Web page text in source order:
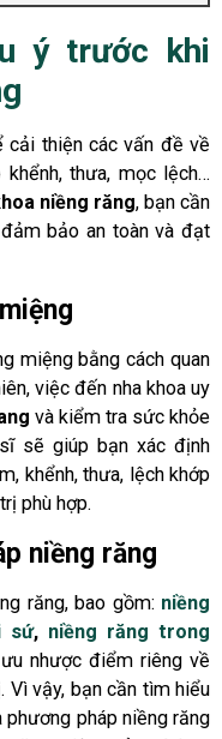
ý trước khi
cải thiện các vấn đề về
thưa, mọc lệch…
niềng răng, bạn cần
bảo an toàn và đạt
miệng bằng cách quan
việc đến nha khoa uy
và kiểm tra sức khỏe
sẽ giúp bạn xác định
khểnh, thưa, lệch khớp
phù hợp.
niềng răng
răng, bao gồm: niềng
sứ, niềng răng trong
nhược điểm riêng về
Vì vậy, bạn cần tìm hiểu
pháp niềng răng